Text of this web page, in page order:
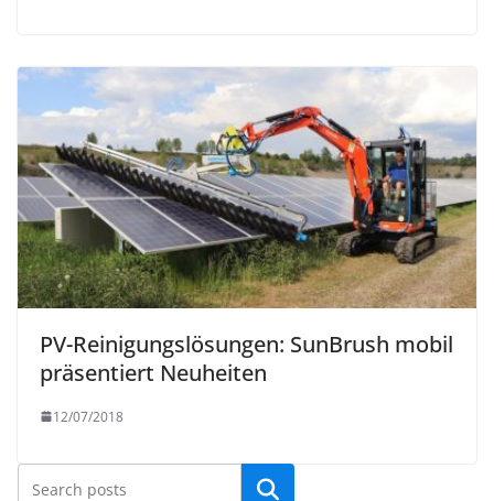
PV-Reinigungslösungen: SunBrush mobil
präsentiert Neuheiten
12/07/2018